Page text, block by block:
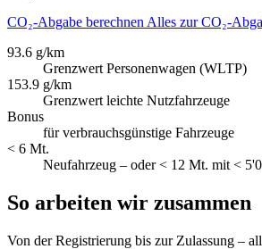
CO₂-Abgabe berechnen Alles zur CO₂-
93.6 g/km
Grenzwert Personenwagen (WLTP)
153.9 g/km
Grenzwert leichte Nutzfahrzeuge
Bonus
für verbrauchsgünstige Fahrzeuge
< 6 Mt.
Neufahrzeug – oder < 12 Mt. mit <
So arbeiten wir zusammen
Von der Registrierung bis zur Zulassung –